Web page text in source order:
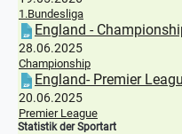
1.Bundesliga
England -
28.06.2025
Championship
England- Premier
20.06.2025
Premier League
Statistik der Sportart